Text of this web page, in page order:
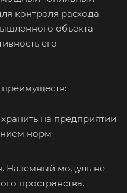
контроля расхода
объекта
его
на предприятии
норм
Наземный модуль не
пространства.